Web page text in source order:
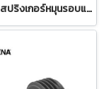
Gardena สปริงเกอร์หมุนรอบแบบปรับได้ Tango (02065-20)